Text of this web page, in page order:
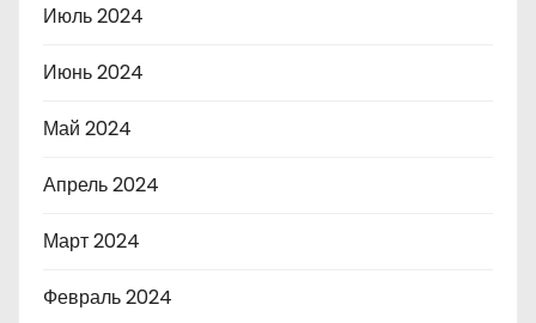
Июль 2024
Июнь 2024
Май 2024
Апрель 2024
Март 2024
Февраль 2024